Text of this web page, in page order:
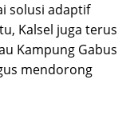
solusi adaptif
Kalsel juga terus
Kampung Gabus
mendorong